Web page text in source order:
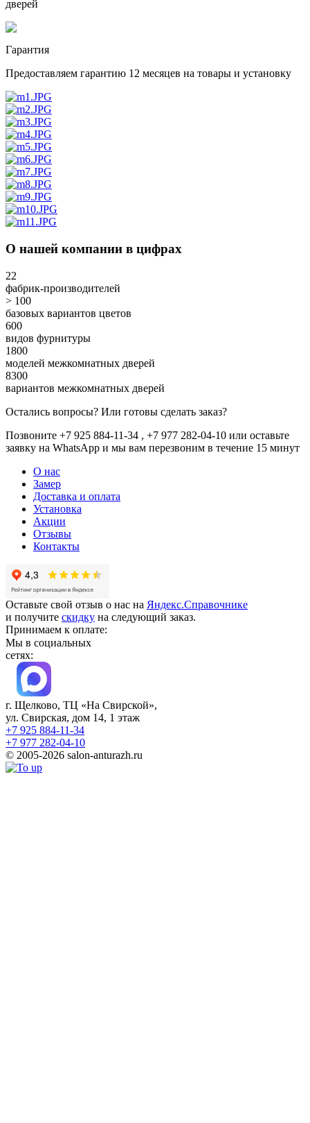
дверей
Гарантия
Предоставляем гарантию 12 месяцев на товары и установку
О нашей компании в цифрах
22
фабрик-производителей
> 100
базовых вариантов цветов
600
видов фурнитуры
1800
моделей межкомнатных дверей
8300
вариантов межкомнатных дверей
Остались вопросы? Или готовы сделать заказ?
Позвоните +7 925 884-11-34 , +7 977 282-04-10 или оставьте
заявку на WhatsApp и мы вам перезвоним в течение 15 минут
О нас
Замер
Доставка и оплата
Установка
Акции
Отзывы
Контакты
Оставьте свой отзыв о нас на Яндекс.Справочнике
и получите скидку на следующий заказ.
Принимаем к оплате:
Мы в социальных
сетях:
г. Щелково, ТЦ «На Свирской»,
ул. Свирская, дом 14, 1 этаж
+7 925 884-11-34
+7 977 282-04-10
© 2005-2026 salon-anturazh.ru